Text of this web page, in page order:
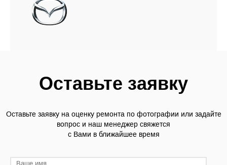
Оставьте заявку
Оставьте заявку на оценку ремонта по фотографии или задайте
вопрос и наш менеджер свяжется
с Вами в ближайшее время